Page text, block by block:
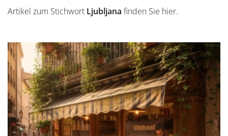
Artikel zum Stichwort Ljubljana finden Sie hier.